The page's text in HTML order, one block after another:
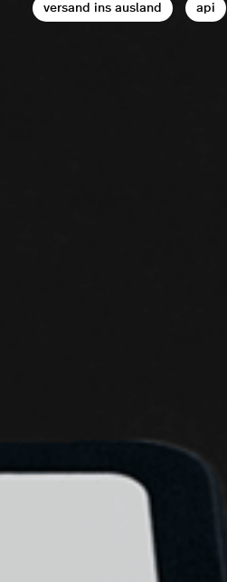
versand ins ausland api